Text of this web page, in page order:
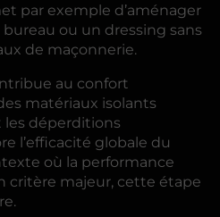
par exemple d’aménager
ou un dressing sans
de maçonnerie.
au confort
matériaux isolants
les déperditions
l’efficacité globale du
où la performance
critère majeur, cette étape